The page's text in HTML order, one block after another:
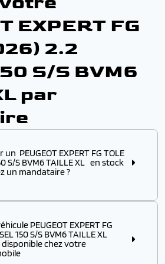
EXPERT FG
2.2
S/S BVM6
par
PEUGEOT EXPERT FG TOLE
S/S BVM6 TAILLE XL en stock
un mandataire ?
stockouen arrivagechez un
disponible immédiatement
mois de délai usine
PEUGEOT EXPERT FG
150 S/S BVM6 TAILLE XL
chez votre